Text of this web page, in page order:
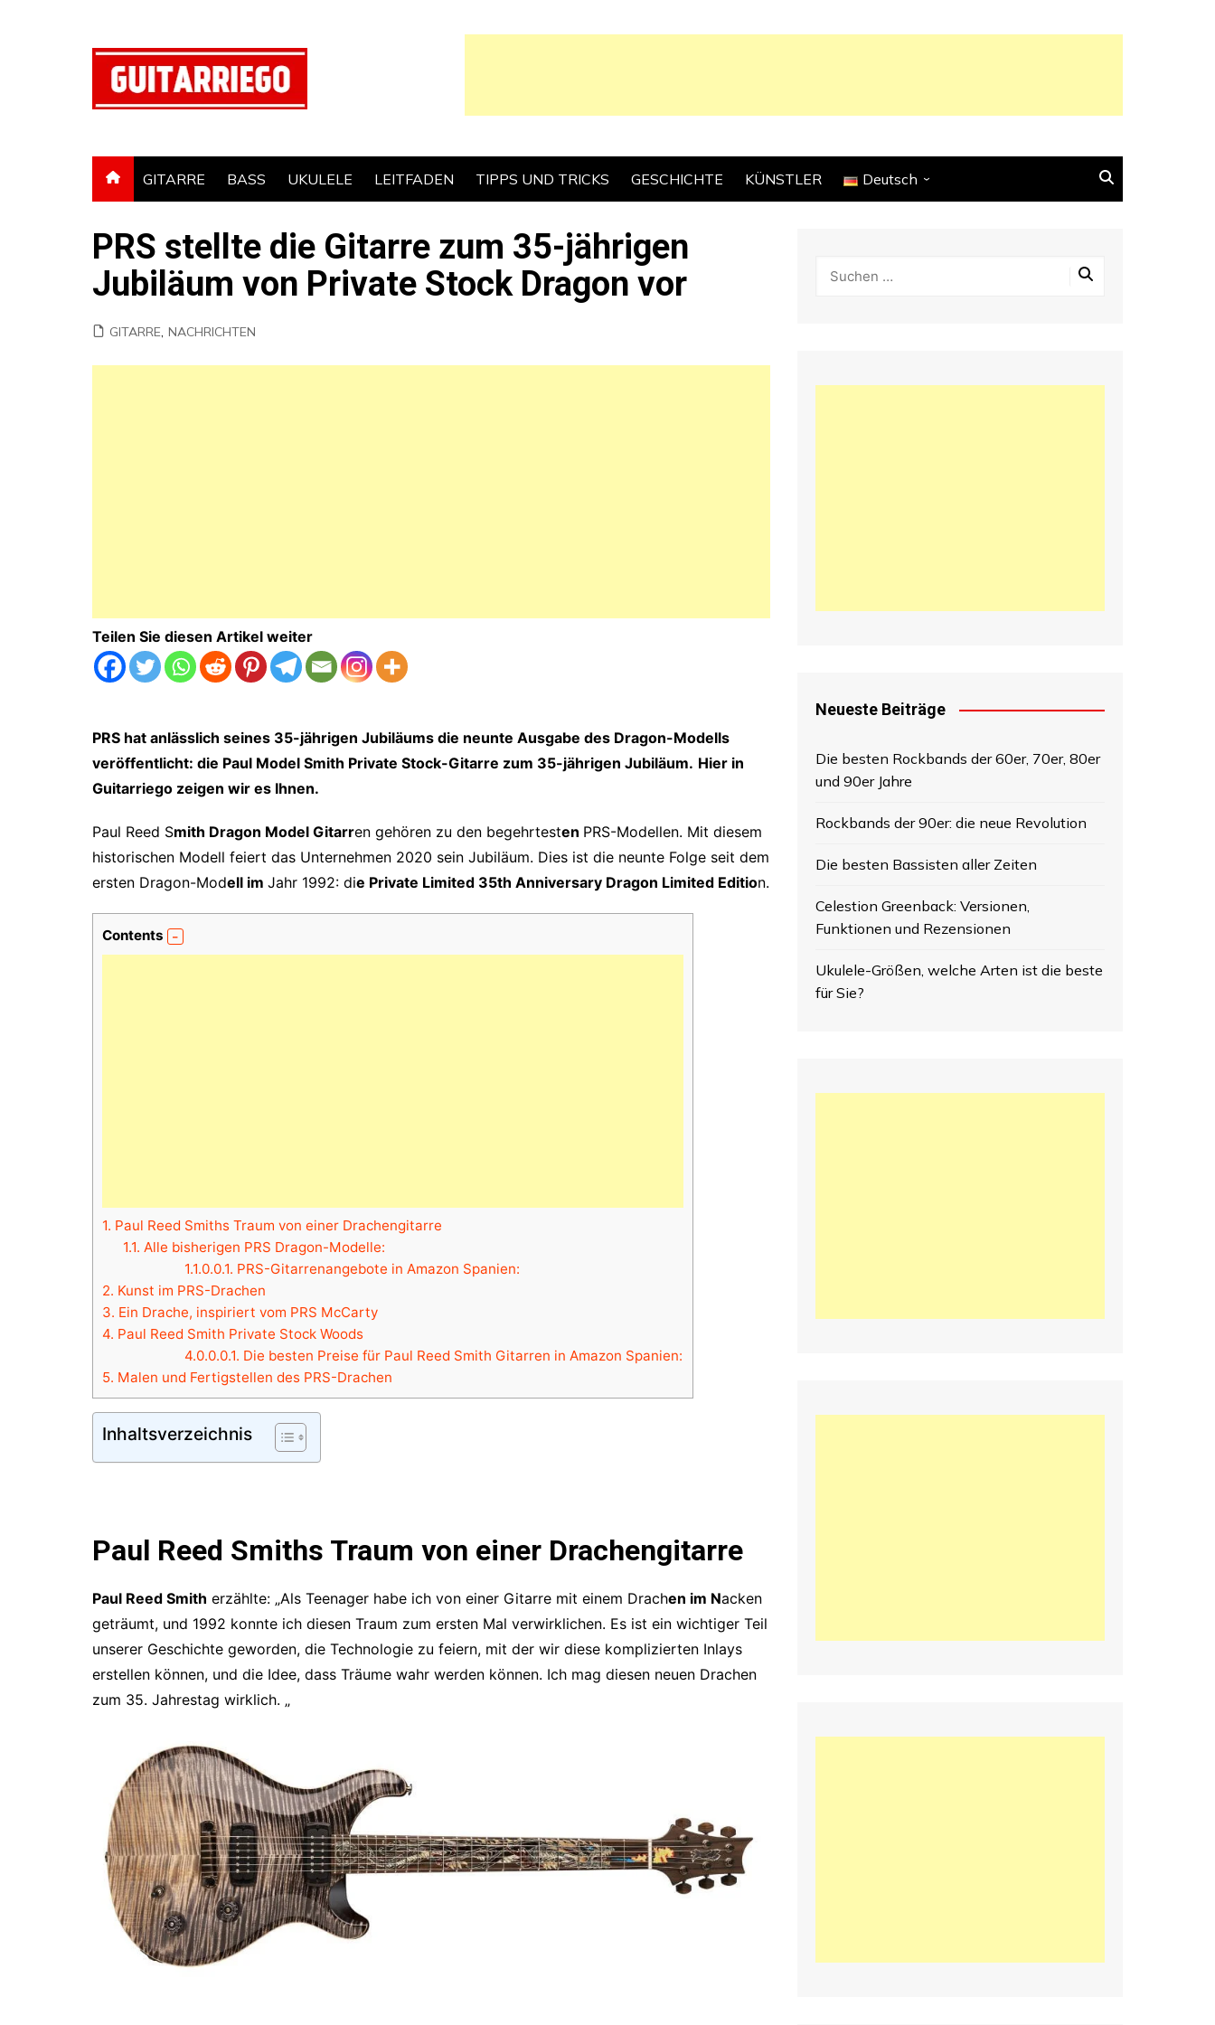
GITARRE BASS UKULELE LEITFADEN TIPPS UND TRICKS GESCHICHTE KÜNSTLER Deutsch
Español
PRS stellte die Gitarre zum 35-jährigen
Jubiläum von Private Stock Dragon vor
GITARRE, NACHRICHTEN
Teilen Sie diesen Artikel weiter
PRS hat anlässlich seines 35-jährigen Jubiläums die neunte Ausgabe des Dragon-Modells
veröffentlicht: die Paul Model Smith Private Stock-Gitarre zum 35-jährigen Jubiläum. Hier in
Guitarriego zeigen wir es Ihnen.
Paul Reed Smith Dragon Model Gitarren gehören zu den begehrtesten PRS-Modellen. Mit diesem
historischen Modell feiert das Unternehmen 2020 sein Jubiläum. Dies ist die neunte Folge seit dem
ersten Dragon-Modell im Jahr 1992: die Private Limited 35th Anniversary Dragon Limited Edition.
Contents
1. Paul Reed Smiths Traum von einer Drachengitarre
1.1. Alle bisherigen PRS Dragon-Modelle:
1.1.0.0.1. PRS-Gitarrenangebote in Amazon Spanien:
2. Kunst im PRS-Drachen
3. Ein Drache, inspiriert vom PRS McCarty
4. Paul Reed Smith Private Stock Woods
4.0.0.0.1. Die besten Preise für Paul Reed Smith Gitarren in Amazon Spanien:
5. Malen und Fertigstellen des PRS-Drachen
Inhaltsverzeichnis
Paul Reed Smiths Traum von einer Drachengitarre
Paul Reed Smith erzählte: „Als Teenager habe ich von einer Gitarre mit einem Drachen im Nacken
geträumt, und 1992 konnte ich diesen Traum zum ersten Mal verwirklichen. Es ist ein wichtiger Teil
unserer Geschichte geworden, die Technologie zu feiern, mit der wir diese komplizierten Inlays
erstellen können, und die Idee, dass Träume wahr werden können. Ich mag diesen neuen Drachen
zum 35. Jahrestag wirklich. „
Neueste Beiträge
Die besten Rockbands der 60er, 70er, 80er
und 90er Jahre
Rockbands der 90er: die neue Revolution
Die besten Bassisten aller Zeiten
Celestion Greenback: Versionen,
Funktionen und Rezensionen
Ukulele-Größen, welche Arten ist die beste
für Sie?